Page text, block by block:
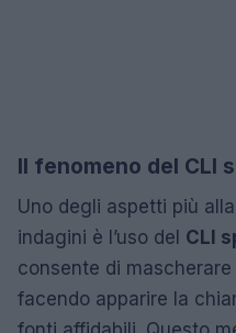
Il fenomeno del CLI
Uno degli aspetti più
indagini è l’uso del CLI
consente di
facendo apparire la